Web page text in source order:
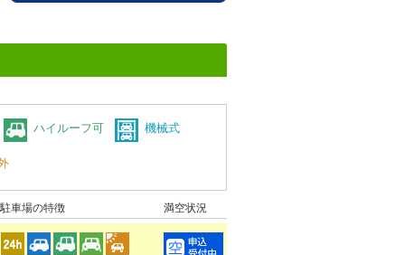
ハイルーフ可 機械式
駐車場の特徴 満空状況